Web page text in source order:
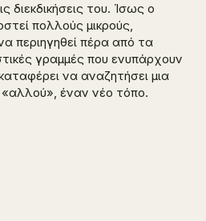
διεκδικήσεις του. Ίσως ο
πολλούς μικρούς,
περιηγηθεί πέρα από τα
γραμμές που ενυπάρχουν
να αναζητήσει μια
έναν νέο τόπο.